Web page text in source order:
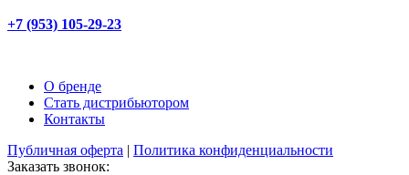
+7 (953) 105-29-23
О бренде
Стать дистрибьютором
Контакты
Публичная оферта | Политика конфиденциальности
Заказать звонок: